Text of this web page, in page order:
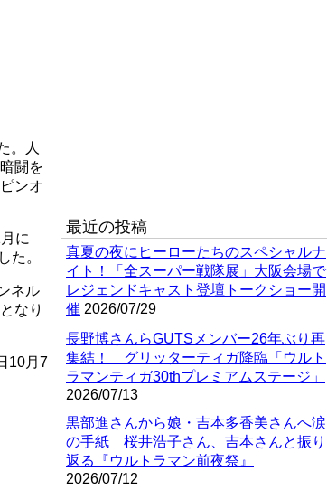
。人
闘を
ンオ
に
た。
ネル
なり
10月7
最近の投稿
真夏の夜にヒーローたちのスペシャルナ
イト！「全スーパー戦隊展」大阪会場で
レジェンドキャスト登壇トークショー開
催 2026/07/29
長野博さんらGUTSメンバー26年ぶり再
集結！ グリッターティガ降臨「ウルト
ラマンティガ30thプレミアムステージ」
2026/07/13
黒部進さんから娘・吉本多香美さんへ涙
の手紙 桜井浩子さん、吉本さんと振り
返る『ウルトラマン前夜祭』
2026/07/12